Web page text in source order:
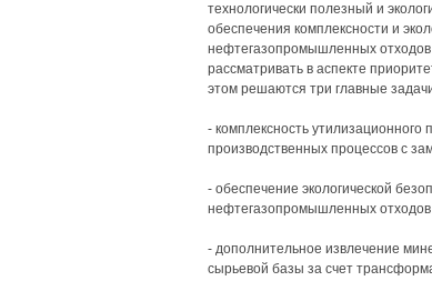
технологически полезный и
обеспечения комплексности и
нефтегазопромышленных
рассматривать в аспекте
этом решаются три главные
- комплексность
производственных процессов с
- обеспечение экологической
нефтегазопромышленных отходов
- дополнительное извлечение
сырьевой базы за счет